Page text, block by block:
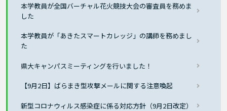
本学教員が全国バーチャル花火競技大会の審査員を務めま
した
本学教員が「あきたスマートカレッジ」の講師を務めまし
た
県大キャンパスミーティングを行いました！
【9月2日】ばらまき型攻撃メールに関する注意喚起
新型コロナウィルス感染症に係る対応方針（9月2日改定）